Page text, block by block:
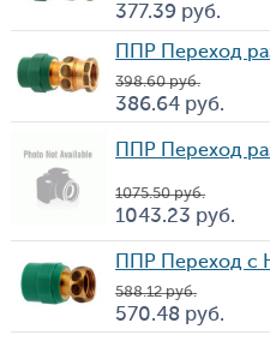
Цена
377.39 руб.
ППР Переход
Цена
398.60 руб.
386.64 руб.
ППР Переход
Цена
1 075.50 руб.
1 043.23 руб.
ППР Переход с
588.12 руб.
570.48 руб.